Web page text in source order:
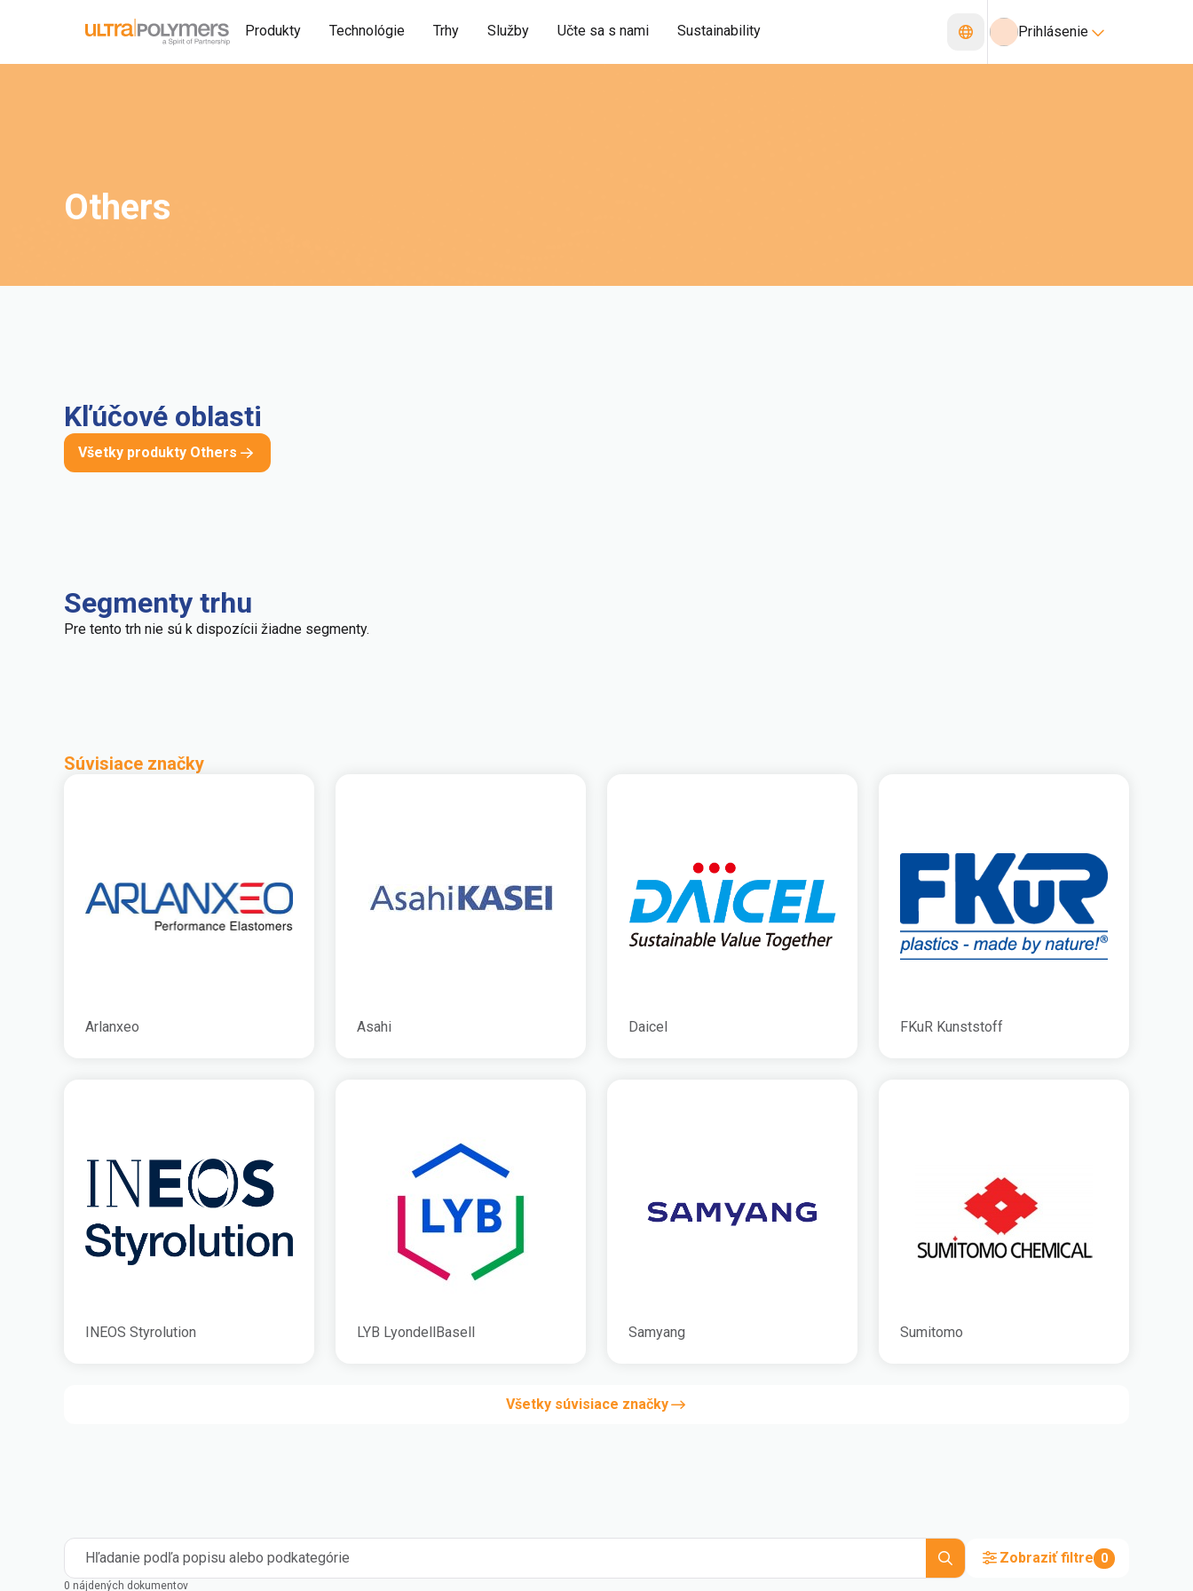
Produkty Technológie Trhy Služby Učte sa s nami Sustainability Prihlásenie
Others
Kľúčové oblasti
Všetky produkty Others
Segmenty trhu
Pre tento trh nie sú k dispozícii žiadne segmenty.
Súvisiace značky
Arlanxeo Asahi Daicel FKuR Kunststoff
INEOS Styrolution LYB LyondellBasell Samyang Sumitomo
Všetky súvisiace značky
Hľadanie podľa popisu alebo podkategórie Zobraziť filtre 0
0 nájdených dokumentov